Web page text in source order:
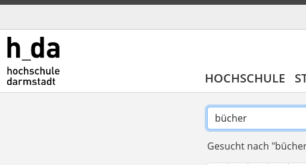
HOCHSCHULE
Gesucht nach